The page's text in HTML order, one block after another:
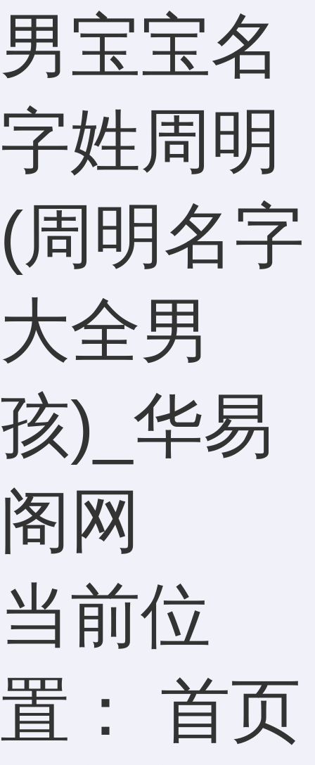
男宝宝名
字姓周明
(周明名字
大全男
孩)_华易
阁网
当前位
置： 首页